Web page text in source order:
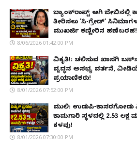
ಬ್ಯಾಂಕ್‌ರಾಪ್ಟ್‌ ಆಗಿ ಜೇಬಿನಲ್ಲಿ
ತೀರಿಸಲು 'ಸಿ-ಗ್ರೇಡ್'
ಮುಖರ್ಜಿ ಕಣ್ಣೀರಿನ ಹಣೆಬರಹ!
8/06/2026 01:42:00 PM
ವಿಕೃತಿ!: ಚಲಿಸುವ ಖಾಸಗಿ
ವೃದ್ಧನ ಅಸಭ್ಯ ವರ್ತನೆ,
ಪ್ರಯಾಣಿಕರು!
8/01/2026 07:52:00 PM
ಮುಲ್ಕಿ: ಉಡುಪಿ-ಕಾಸರಗೋಡು
ಕಾಮಗಾರಿ ಸ್ಥಳದಲ್ಲಿ ₹2.53
ಕಳವು!
8/01/2026 07:30:00 PM